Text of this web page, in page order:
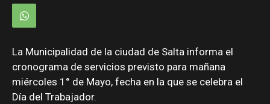
La Municipalidad de la ciudad de Salta informa el
cronograma de servicios previsto para mañana
miércoles 1° de Mayo, fecha en la que se celebra el
Día del Trabajador.